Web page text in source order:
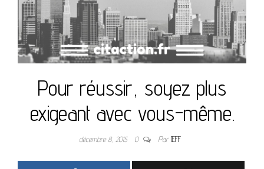
Pour réussir, soyez plus
exigeant avec vous-même.
décembre 8, 2015 0 ParJEFF